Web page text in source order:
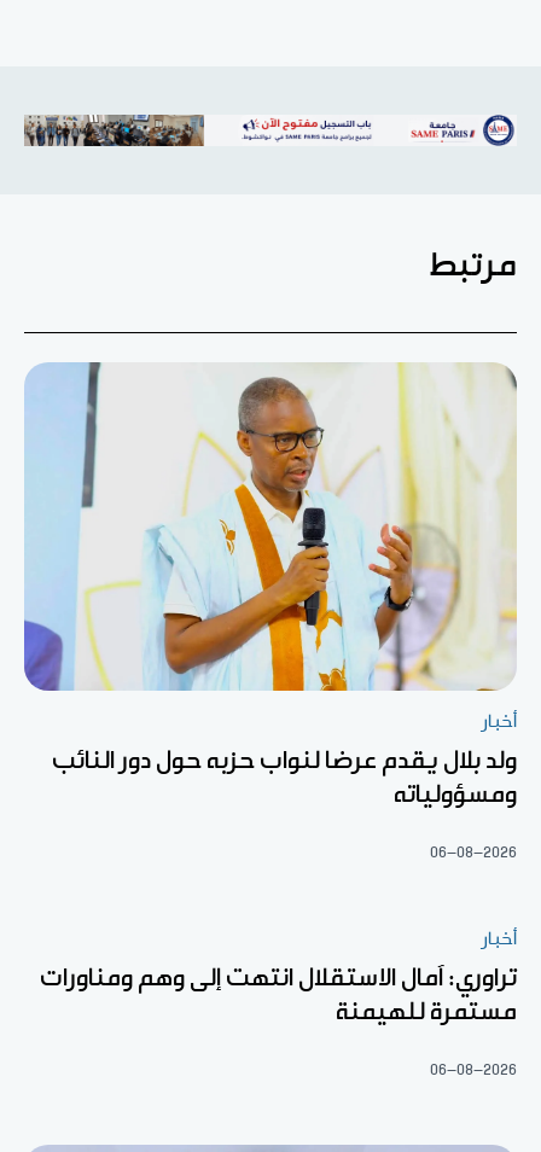
مرتبط
أخبار
ولد بلال يقدم عرضا لنواب حزبه حول دور النائب
ومسؤولياته
06-08-2026
أخبار
تراوري: آمال الاستقلال انتهت إلى وهم ومناورات
مستمرة للهيمنة
06-08-2026